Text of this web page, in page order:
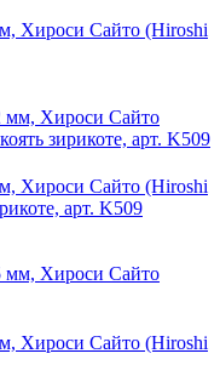
Хироси Сайто (Hiroshi
Хироси Сайто (Hiroshi
арт. K509
Хироси Сайто (Hiroshi